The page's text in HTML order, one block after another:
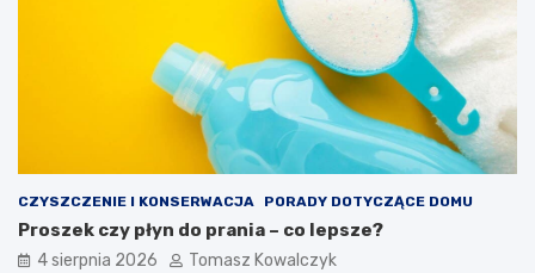
CZYSZCZENIE I KONSERWACJA PORADY DOTYCZĄCE DOMU
Proszek czy płyn do prania – co lepsze?
4 sierpnia 2026 Tomasz Kowalczyk